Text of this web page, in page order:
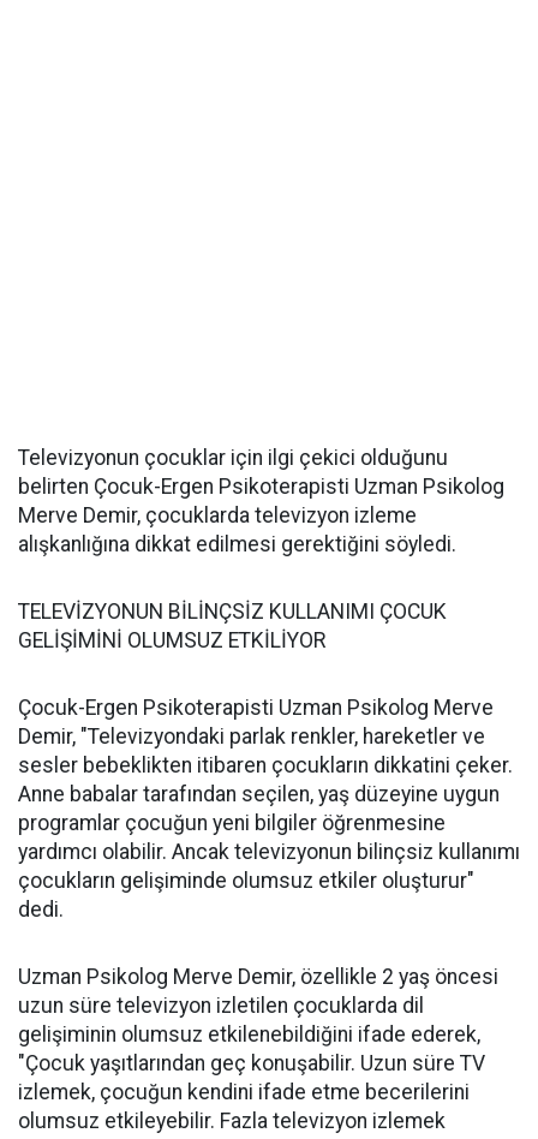
Televizyonun çocuklar için ilgi çekici olduğunu
belirten Çocuk-Ergen Psikoterapisti Uzman Psikolog
Merve Demir, çocuklarda televizyon izleme
alışkanlığına dikkat edilmesi gerektiğini söyledi.
TELEVİZYONUN BİLİNÇSİZ KULLANIMI ÇOCUK
GELİŞİMİNİ OLUMSUZ ETKİLİYOR
Çocuk-Ergen Psikoterapisti Uzman Psikolog Merve
Demir, "Televizyondaki parlak renkler, hareketler ve
sesler bebeklikten itibaren çocukların dikkatini çeker.
Anne babalar tarafından seçilen, yaş düzeyine uygun
programlar çocuğun yeni bilgiler öğrenmesine
yardımcı olabilir. Ancak televizyonun bilinçsiz kullanımı
çocukların gelişiminde olumsuz etkiler oluşturur"
dedi.
Uzman Psikolog Merve Demir, özellikle 2 yaş öncesi
uzun süre televizyon izletilen çocuklarda dil
gelişiminin olumsuz etkilenebildiğini ifade ederek,
"Çocuk yaşıtlarından geç konuşabilir. Uzun süre TV
izlemek, çocuğun kendini ifade etme becerilerini
olumsuz etkileyebilir. Fazla televizyon izlemek